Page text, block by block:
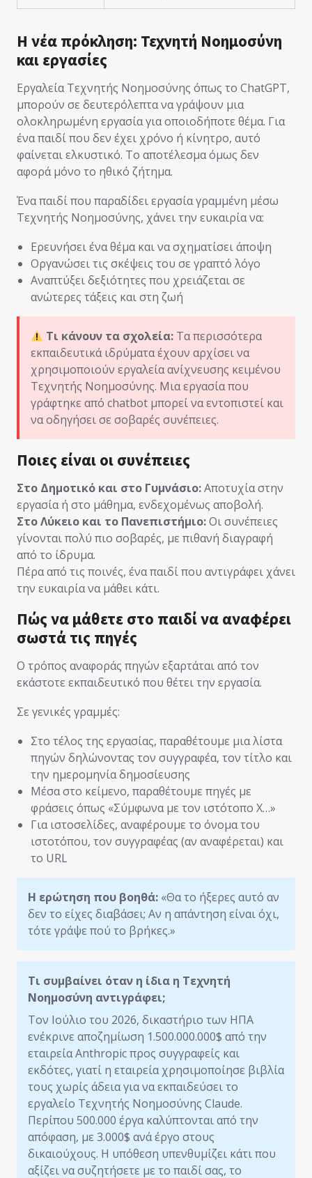
Η νέα πρόκληση: Τεχνητή Νοημοσύνη
και εργασίες
Εργαλεία Τεχνητής Νοημοσύνης όπως το ChatGPT,
μπορούν σε δευτερόλεπτα να γράψουν μια
ολοκληρωμένη εργασία για οποιοδήποτε θέμα. Για
ένα παιδί που δεν έχει χρόνο ή κίνητρο, αυτό
φαίνεται ελκυστικό. Το αποτέλεσμα όμως δεν
αφορά μόνο το ηθικό ζήτημα.
Ένα παιδί που παραδίδει εργασία γραμμένη μέσω
Τεχνητής Νοημοσύνης, χάνει την ευκαιρία να:
Ερευνήσει ένα θέμα και να σχηματίσει άποψη
Οργανώσει τις σκέψεις του σε γραπτό λόγο
Αναπτύξει δεξιότητες που χρειάζεται σε
ανώτερες τάξεις και στη ζωή
Τι κάνουν τα σχολεία: Τα περισσότερα
εκπαιδευτικά ιδρύματα έχουν αρχίσει να
χρησιμοποιούν εργαλεία ανίχνευσης κειμένου
Τεχνητής Νοημοσύνης. Μια εργασία που
γράφτηκε από chatbot μπορεί να εντοπιστεί και
να οδηγήσει σε σοβαρές συνέπειες.
Ποιες είναι οι συνέπειες
Στο Δημοτικό και στο Γυμνάσιο:Αποτυχία στην
εργασία ή στο μάθημα, ενδεχομένως αποβολή.
Στο Λύκειο και το Πανεπιστήμιο:Οι συνέπειες
γίνονται πολύ πιο σοβαρές, με πιθανή διαγραφή
από το ίδρυμα.
Πέρα από τις ποινές, ένα παιδί που αντιγράφει χάνει
την ευκαιρία να μάθει κάτι.
Πώς να μάθετε στο παιδί να αναφέρει
σωστά τις πηγές
Ο τρόπος αναφοράς πηγών εξαρτάται από τον
εκάστοτε εκπαιδευτικό που θέτει την εργασία.
Σε γενικές γραμμές:
Στο τέλος της εργασίας, παραθέτουμε μια λίστα
πηγών δηλώνοντας τον συγγραφέα, τον τίτλο και
την ημερομηνία δημοσίευσης
Μέσα στο κείμενο, παραθέτουμε πηγές με
φράσεις όπως «Σύμφωνα με τον ιστότοπο X…»
Για ιστοσελίδες, αναφέρουμε το όνομα του
ιστοτόπου, τον συγγραφέας (αν αναφέρεται) και
το URL
Η ερώτηση που βοηθά: «Θα το ήξερες αυτό αν
δεν το είχες διαβάσει; Αν η απάντηση είναι όχι,
τότε γράψε πού το βρήκες.»
Τι συμβαίνει όταν η ίδια η Τεχνητή
Νοημοσύνη αντιγράφει;
Τον Ιούλιο του 2026, δικαστήριο των ΗΠΑ
ενέκρινε αποζημίωση 1.500.000.000$ από την
εταιρεία Anthropic προς συγγραφείς και
εκδότες, γιατί η εταιρεία χρησιμοποίησε βιβλία
τους χωρίς άδεια για να εκπαιδεύσει το
εργαλείο Τεχνητής Νοημοσύνης Claude.
Περίπου 500.000 έργα καλύπτονται από την
απόφαση, με 3.000$ ανά έργο στους
δικαιούχους. Η υπόθεση υπενθυμίζει κάτι που
αξίζει να συζητήσετε με το παιδί σας, το